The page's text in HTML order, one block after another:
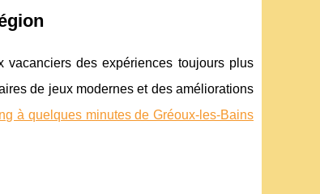
vacanciers des expériences toujours plus
de jeux modernes et des améliorations
à quelques minutes de Gréoux-les-Bains